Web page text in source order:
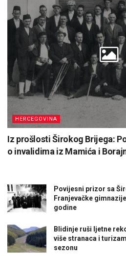
HERCEGOVINA
Iz prošlosti Širokog Brijega:
o invalidima iz Mamića i
Povijesni prizor sa
Franjevačke
godine
Blidinje ruši ljetne
više stranaca i
sezonu